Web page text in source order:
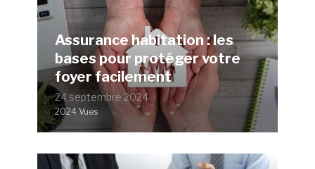
Assurance habitation : les
bases pour protéger votre
foyer facilement
24 septembre 2024
2024 Vues